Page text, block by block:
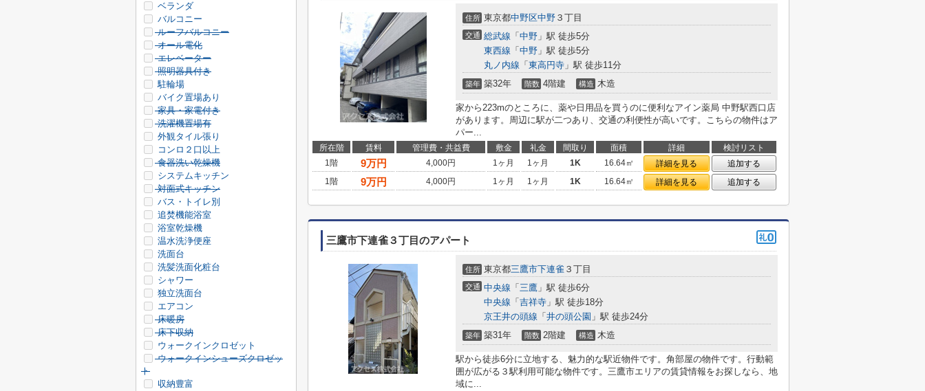
住所 東京都中野区中野 ３丁目
交通 総武線 「 中野 」駅 徒歩5分
東西線 「 中野 」駅 徒歩5分
丸ノ内線 「 東高円寺 」駅 徒歩11分
築年 築32年 階数 4階建 構造 木造
家から223mのところに、薬や日用品を買うのに便利なアイン薬局 中野駅西口店
があります。周辺に駅が二つあり、交通の利便性が高いです。こちらの物件はア
パー...
所在階 賃料 管理費・共益費 敷金 礼金 間取り 面積 詳細
検討リスト
1階
9万円 4,000円 1ヶ月 1ヶ月 1K 16.64㎡ 詳細を見る
追加する
1階
9万円 4,000円 1ヶ月 1ヶ月 1K 16.64㎡ 詳細を見る 追加する
三鷹市下連雀３丁目のアパート
住所 東京都三鷹市下連雀 ３丁目
交通 中央線 「 三鷹 」駅 徒歩6分
中央線 「 吉祥寺 」駅 徒歩18分
京王井の頭線 「 井の頭公園 」駅 徒歩24分
築年 築31年 階数 2階建 構造 木造
駅から徒歩6分に立地する、魅力的な駅近物件です。角部屋の物件です。行動範
囲が広がる３駅利用可能な物件です。三鷹市エリアの賃貸情報をお探しなら、地
域に...
ベランダ
バルコニー
ルーフバルコニー
オール電化
エレベーター
照明器具付き
駐輪場
バイク置場あり
家具・家電付き
洗濯機置場有
外観タイル張り
コンロ２口以上
食器洗い乾燥機
システムキッチン
対面式キッチン
バス・トイレ別
追焚機能浴室
浴室乾燥機
温水洗浄便座
洗面台
洗髪洗面化粧台
シャワー
独立洗面台
エアコン
床暖房
床下収納
ウォークインクロゼット
ウォークインシューズクロゼッ
ト
収納豊富